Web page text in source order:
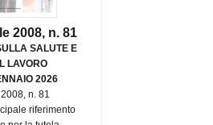
2008, n. 81
SALUTE E
LAVORO
2026
2008, n. 81
riferimento